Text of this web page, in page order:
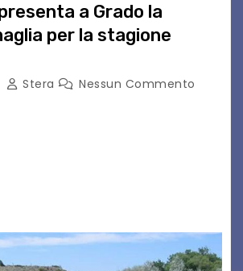
a Grado la
per la stagione
Stera Nessun Commento